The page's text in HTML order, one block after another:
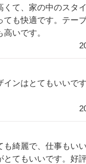
くて、家の中のスタ
ても快適です。テー
いです。
インはとてもいいで
も綺麗で、仕事もい
てもいいです。好評